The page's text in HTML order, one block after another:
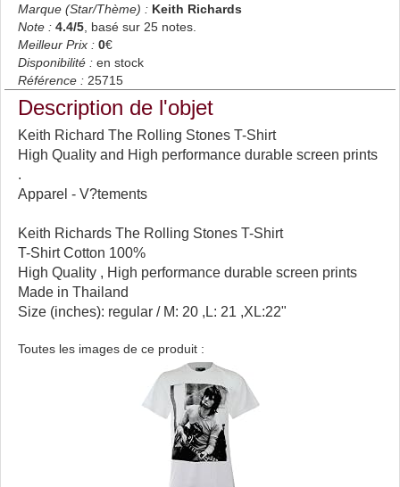
Marque (Star/Thème) : Keith Richards
Note : 4.4/5 , basé sur 25 notes.
Meilleur Prix : 0€
Disponibilité : en stock
Référence : 25715
Description de l'objet
Keith Richard The Rolling Stones T-Shirt
High Quality and High performance durable screen prints
.
Apparel - V?tements
Keith Richards The Rolling Stones T-Shirt
T-Shirt Cotton 100%
High Quality , High performance durable screen prints
Made in Thailand
Size (inches): regular / M: 20 ,L: 21 ,XL:22"
Toutes les images de ce produit :